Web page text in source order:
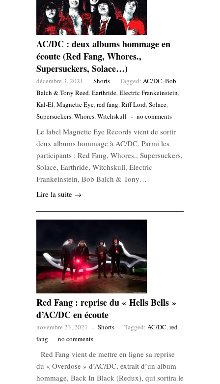
AC/DC : deux albums hommage en
écoute (Red Fang, Whores.,
Supersuckers, Solace…)
décembre 3, 2021 - Shorts - Tagged: AC/DC,Bob
Balch & Tony Reed,Earthride,Electric Frankeinstein,
Kal-El,Magnetic Eye,red fang,Riff Lord,Solace,
Supersuckers,Whores,Witchskull - no comments
Le label Magnetic Eye Records vient de sortir
deux albums hommage à AC/DC. Parmi les
participants : Red Fang, Whores., Supersuckers,
Solace, Earthride, Witchskull, Electric
Frankeinstein, Bob Balch & Tony…
Lire la suite →
Red Fang : reprise du « Hells Bells »
d’AC/DC en écoute
novembre 23, 2021 - Shorts - Tagged: AC/DC,red
fang - no comments
Red Fang vient de mettre en ligne sa reprise
du « Overdose » d’AC/DC, extrait d’un album
hommage, Back In Black (Redux), qui sortira le